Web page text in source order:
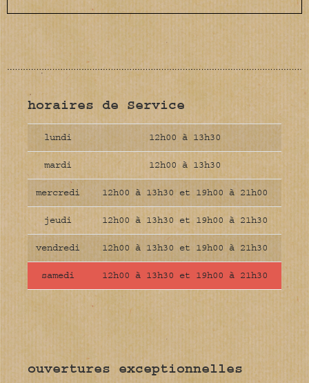
horaires de Service
lundi 12h00 à 13h30
mardi 12h00 à 13h30
mercredi 12h00 à 13h30 et 19h00 à 21h00
jeudi 12h00 à 13h30 et 19h00 à 21h30
vendredi 12h00 à 13h30 et 19h00 à 21h30
samedi 12h00 à 13h30 et 19h00 à 21h30
ouvertures exceptionnelles